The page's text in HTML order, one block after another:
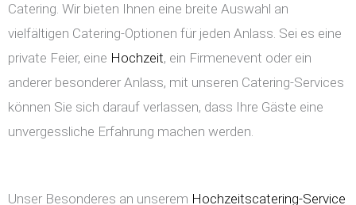
Catering. Wir bieten Ihnen eine breite Auswahl an
vielfältigen Catering-Optionen für jeden Anlass. Sei es eine
private Feier, eine Hochzeit, ein Firmenevent oder ein
anderer besonderer Anlass, mit unseren Catering-Services
können Sie sich darauf verlassen, dass Ihre Gäste eine
unvergessliche Erfahrung machen werden.
Unser Besonderes an unserem Hochzeitscatering-Service